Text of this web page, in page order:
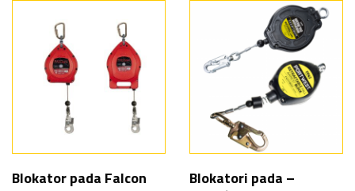
Blokator pada Falcon
Blokatori pada –